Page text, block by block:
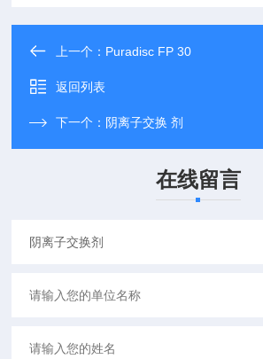
上一个： Puradisc FP 30
返回列表
下一个： 阴离子交换 剂
在线留言